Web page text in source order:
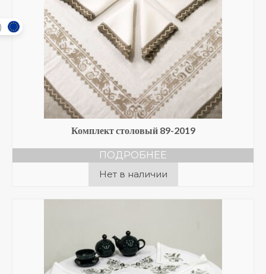
Комплект столовый 89-2019
ПОДРОБНЕЕ
Нет в наличии